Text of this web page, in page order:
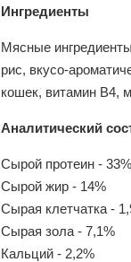
Ингредиенты
Мясные
рис, вкусо-
кошек, витамин В4,
Аналитический
Сырой протеин - 33%
Сырой жир - 14%
Сырая клетчатка -
Сырая зола - 7,1%
Кальций - 2,2%